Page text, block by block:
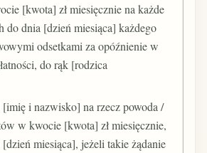
[kwota] zł miesięcznie na każde
do dnia [dzień miesiąca] każdego
odsetkami za opóźnienie w
do rąk [rodzica
[imię i nazwisko] na rzecz powoda /
w kwocie [kwota] zł miesięcznie,
[dzień miesiąca], jeżeli takie żądanie